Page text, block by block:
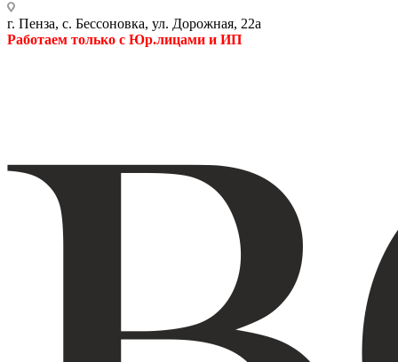
г. Пенза, с. Бессоновка, ул. Дорожная, 22а
Работаем только с Юр.лицами и ИП